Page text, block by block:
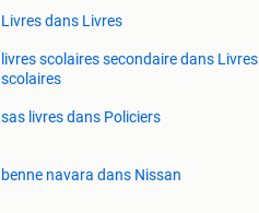
Livres dans Livres
livres scolaires secondaire dans Livres
scolaires
sas livres dans Policiers
benne navara dans Nissan